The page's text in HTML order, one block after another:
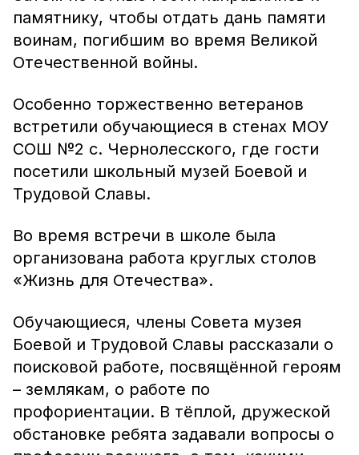
памятнику, чтобы отдать дань памяти
воинам, погибшим во время Великой
Отечественной войны.
Особенно торжественно ветеранов
встретили обучающиеся в стенах МОУ
СОШ №2 с. Чернолесского, где гости
посетили школьный музей Боевой и
Трудовой Славы.
Во время встречи в школе была
организована работа круглых столов
«Жизнь для Отечества».
Обучающиеся, члены Совета музея
Боевой и Трудовой Славы рассказали о
поисковой работе, посвящённой героям
– землякам, о работе по
профориентации. В тёплой, дружеской
обстановке ребята задавали вопросы о